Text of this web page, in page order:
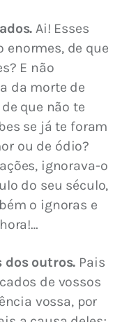
Ai! Esses
enormes, de que
E não
da morte de
que não te
se já te foram
ou de ódio?
ignorava-o
do seu século,
o ignoras e
dos outros. Pais
de vossos
vossa, por